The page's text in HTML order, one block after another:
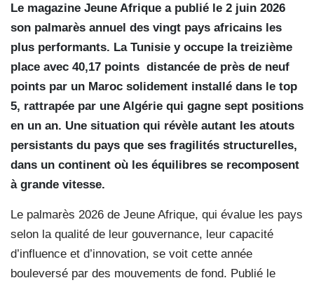
Le magazine Jeune Afrique a publié le 2 juin 2026
son palmarès annuel des vingt pays africains les
plus performants. La Tunisie y occupe la treizième
place avec 40,17 points distancée de près de neuf
points par un Maroc solidement installé dans le top
5, rattrapée par une Algérie qui gagne sept positions
en un an. Une situation qui révèle autant les atouts
persistants du pays que ses fragilités structurelles,
dans un continent où les équilibres se recomposent
à grande vitesse.
Le palmarès 2026 de Jeune Afrique, qui évalue les pays
selon la qualité de leur gouvernance, leur capacité
d’influence et d’innovation, se voit cette année
bouleversé par des mouvements de fond. Publié le